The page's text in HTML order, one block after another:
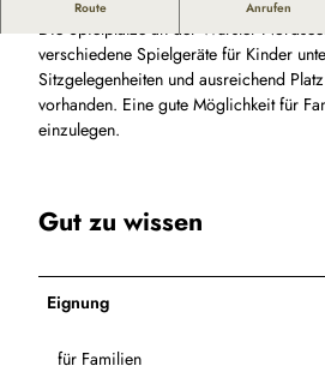
Route Anrufen
Die Spielplätze an der Wurster
verschiedene Spielgeräte für Kinder
Sitzgelegenheiten und ausreichend
vorhanden. Eine gute Möglichkeit für
einzulegen.
Gut zu wissen
Eignung
für Familien